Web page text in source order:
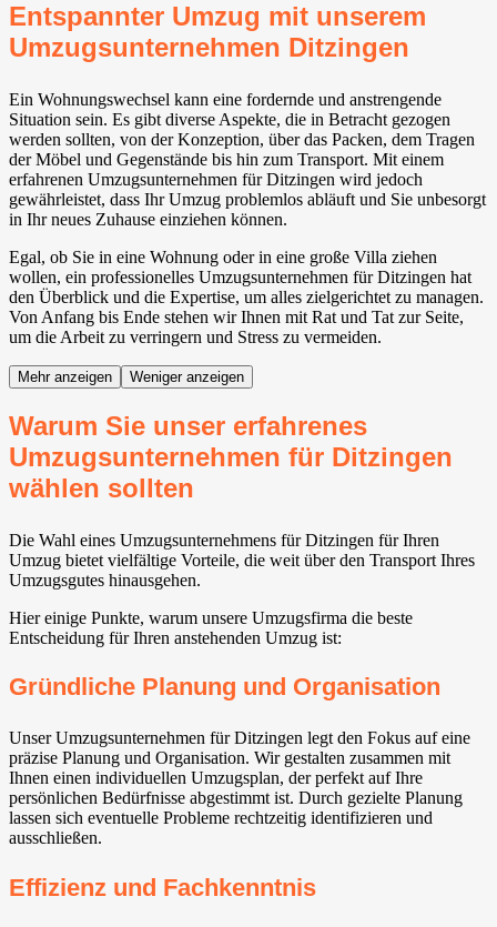
Entspannter Umzug mit unserem
Umzugsunternehmen Ditzingen
Ein Wohnungswechsel kann eine fordernde und anstrengende
Situation sein. Es gibt diverse Aspekte, die in Betracht gezogen
werden sollten, von der Konzeption, über das Packen, dem Tragen
der Möbel und Gegenstände bis hin zum Transport. Mit einem
erfahrenen Umzugsunternehmen für Ditzingen wird jedoch
gewährleistet, dass Ihr Umzug problemlos abläuft und Sie unbesorgt
in Ihr neues Zuhause einziehen können.
Egal, ob Sie in eine Wohnung oder in eine große Villa ziehen
wollen, ein professionelles Umzugsunternehmen für Ditzingen hat
den Überblick und die Expertise, um alles zielgerichtet zu managen.
Von Anfang bis Ende stehen wir Ihnen mit Rat und Tat zur Seite,
um die Arbeit zu verringern und Stress zu vermeiden.
Mehr anzeigen Weniger anzeigen
Warum Sie unser erfahrenes
Umzugsunternehmen für Ditzingen
wählen sollten
Die Wahl eines Umzugsunternehmens für Ditzingen für Ihren
Umzug bietet vielfältige Vorteile, die weit über den Transport Ihres
Umzugsgutes hinausgehen.
Hier einige Punkte, warum unsere Umzugsfirma die beste
Entscheidung für Ihren anstehenden Umzug ist:
Gründliche Planung und Organisation
Unser Umzugsunternehmen für Ditzingen legt den Fokus auf eine
präzise Planung und Organisation. Wir gestalten zusammen mit
Ihnen einen individuellen Umzugsplan, der perfekt auf Ihre
persönlichen Bedürfnisse abgestimmt ist. Durch gezielte Planung
lassen sich eventuelle Probleme rechtzeitig identifizieren und
ausschließen.
Effizienz und Fachkenntnis